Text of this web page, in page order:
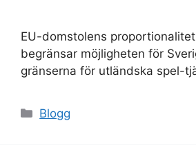
EU-domstolens
begränsar möjligheten för
gränserna för utländska spel-
Kategorier
Blogg